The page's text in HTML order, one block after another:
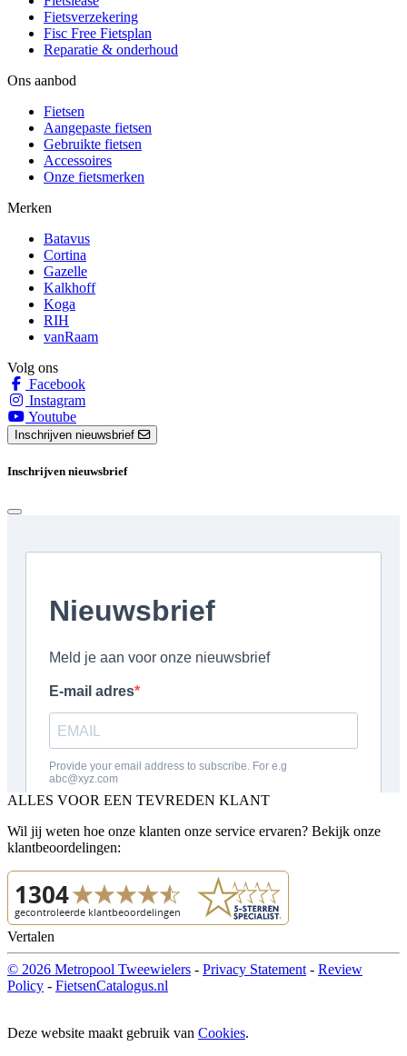
Fietsverzekering
Fisc Free Fietsplan
Reparatie & onderhoud
Ons aanbod
Fietsen
Aangepaste fietsen
Gebruikte fietsen
Accessoires
Onze fietsmerken
Merken
Batavus
Cortina
Gazelle
Kalkhoff
Koga
RIH
vanRaam
Volg ons
Facebook
Instagram
Youtube
Inschrijven nieuwsbrief
Inschrijven nieuwsbrief
ALLES VOOR EEN TEVREDEN KLANT
Wil jij weten hoe onze klanten onze service ervaren? Bekijk onze
klantbeoordelingen:
Vertalen
© 2026 Metropool Tweewielers - Privacy Statement - Review
Policy - FietsenCatalogus.nl
Deze website maakt gebruik van Cookies.